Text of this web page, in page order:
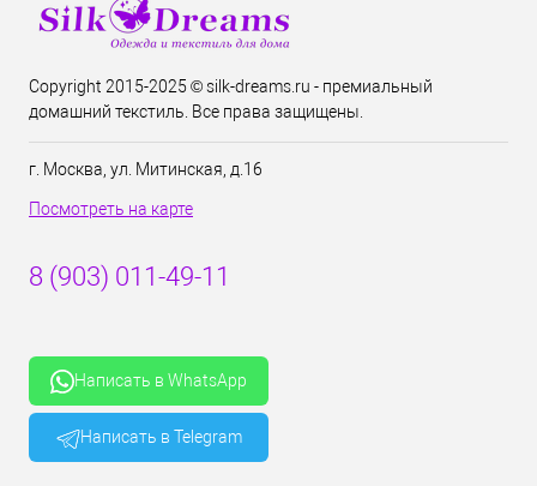
Copyright 2015-2025 © silk-dreams.ru - премиальный
домашний текстиль. Все права защищены.
г. Москва, ул. Митинская, д.16
Посмотреть на карте
8 (903) 011-49-11
Написать в WhatsApp
Написать в Telegram